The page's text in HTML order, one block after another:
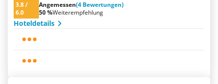
3.8/
6.0
Angemessen(4 Bewertungen)
50 %Weiterempfehlung
Hoteldetails